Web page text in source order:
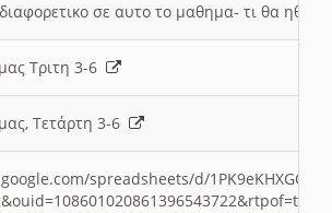
σε αυτο το μαθημα- τι θα
Τριτη 3-6
Τετάρτη 3-6
spreadsheets/d/